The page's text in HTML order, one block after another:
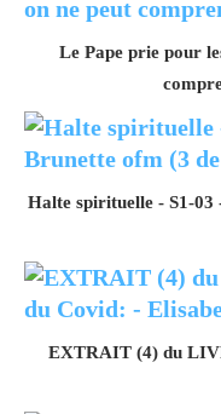
Le Pape prie pour
Halte spirituelle - S1-
EXTRAIT (4) du